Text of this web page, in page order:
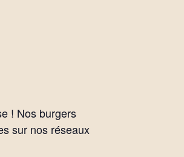
! Nos burgers
sur nos réseaux